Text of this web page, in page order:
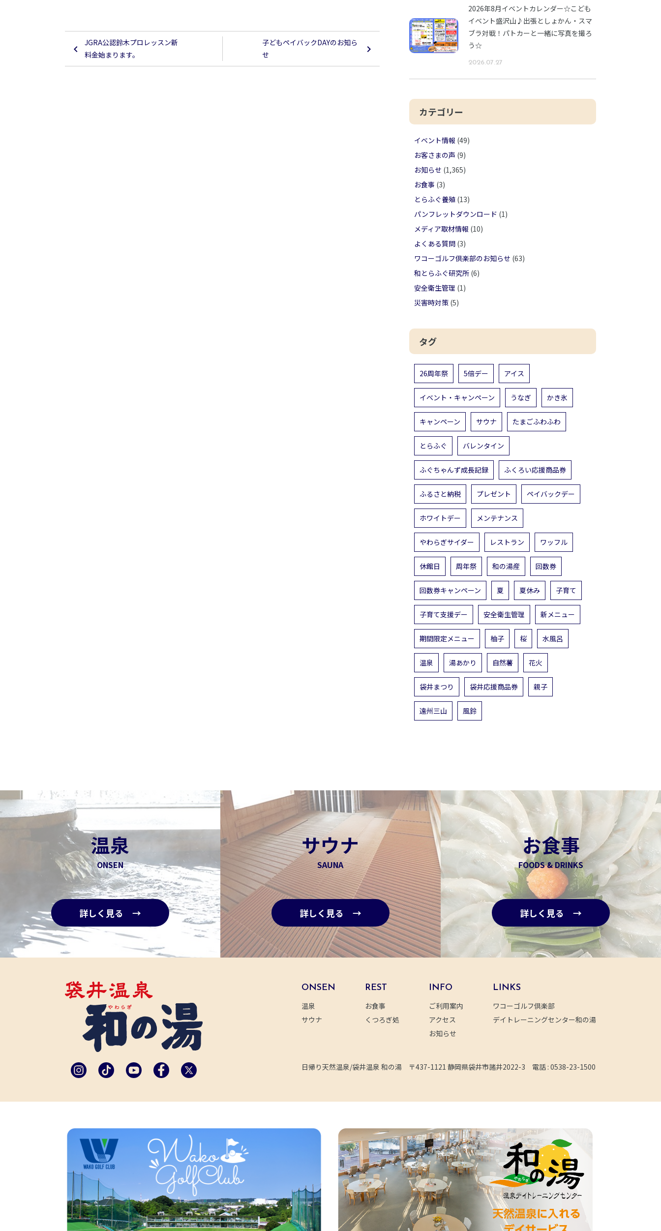
JGRA公認鈴木プロレッスン新
料金始まります。
子どもペイバックDAYのお知ら
せ
2026年8月イベントカレンダー☆こども
イベント盛沢山♪出張としょかん・スマ
ブラ対戦！パトカーと一緒に写真を撮ろ
う☆
2026.07.27
カテゴリー
イベント情報 (49)
お客さまの声 (9)
お知らせ (1,365)
お食事 (3)
とらふぐ養殖 (13)
パンフレットダウンロード (1)
メディア取材情報 (10)
よくある質問 (3)
ワコーゴルフ倶楽部のお知らせ (63)
和とらふぐ研究所 (6)
安全衛生管理 (1)
災害時対策 (5)
タグ
26周年祭 5倍デー アイス
イベント・キャンペーン うなぎ かき氷
キャンペーン サウナ たまごふわふわ
とらふぐ バレンタイン
ふぐちゃんず成長記録 ふくろい応援商品券
ふるさと納税 プレゼント ペイバックデー
ホワイトデー メンテナンス
やわらぎサイダー レストラン ワッフル
休館日 周年祭 和の湯産 回数券
回数券キャンペーン 夏 夏休み 子育て
子育て支援デー 安全衛生管理 新メニュー
期間限定メニュー 柚子 桜 水風呂
温泉 湯あかり 自然薯 花火
袋井まつり 袋井応援商品券 親子
遠州三山 風鈴
温泉
ONSEN
詳しく見る →
サウナ
SAUNA
詳しく見る →
お食事
FOODS & DRINKS
詳しく見る →
ONSEN
温泉
サウナ
REST
お食事
くつろぎ処
INFO
ご利用案内
アクセス
お知らせ
LINKS
ワコーゴルフ倶楽部
デイトレーニングセンター和の湯
日帰り天然温泉/袋井温泉 和の湯 〒437-1121 静岡県袋井市諸井2022-3 電話 : 0538-23-1500